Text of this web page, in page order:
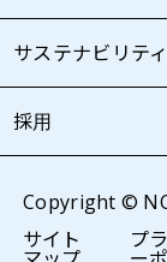
サステナビリティ
採用
Copyright ©
サイト
プ